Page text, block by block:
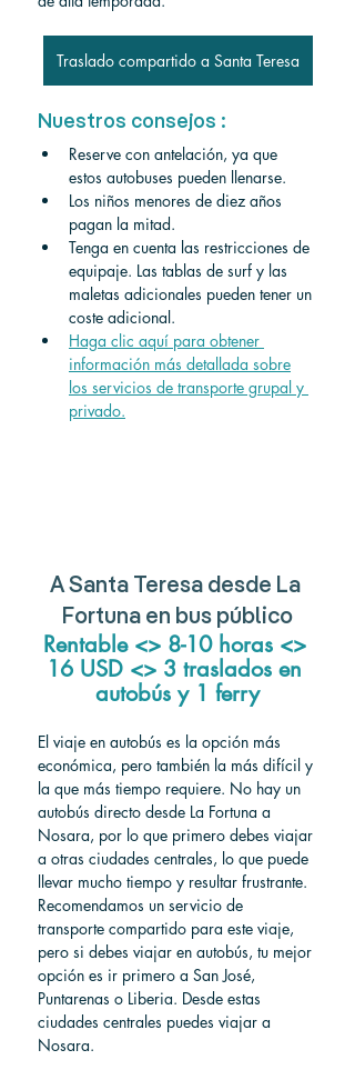
Traslado compartido a Santa Teresa
Nuestros consejos :
Reserve con antelación, ya que
estos autobuses pueden llenarse.
Los niños menores de diez años
pagan la mitad.
Tenga en cuenta las restricciones de
equipaje. Las tablas de surf y las
maletas adicionales pueden tener un
coste adicional.
Haga clic aquí para obtener
información más detallada sobre
los servicios de transporte grupal y
privado.
A Santa Teresa desde La
Fortuna en bus público
Rentable <> 8-10 horas <>
16 USD <> 3 traslados en
autobús y 1 ferry
El viaje en autobús es la opción más
económica, pero también la más difícil y
la que más tiempo requiere. No hay un
autobús directo desde La Fortuna a
Nosara, por lo que primero debes viajar
a otras ciudades centrales, lo que puede
llevar mucho tiempo y resultar frustrante.
Recomendamos un servicio de
transporte compartido para este viaje,
pero si debes viajar en autobús, tu mejor
opción es ir primero a San José,
Puntarenas o Liberia. Desde estas
ciudades centrales puedes viajar a
Nosara.